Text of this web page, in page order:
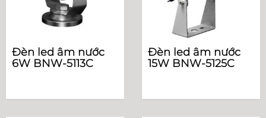
Đèn led âm nước
6W BNW-5113C
Đèn led âm nước
15W BNW-5125C